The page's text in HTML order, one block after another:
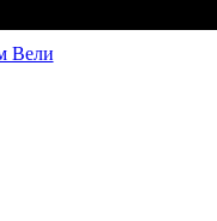
Вели